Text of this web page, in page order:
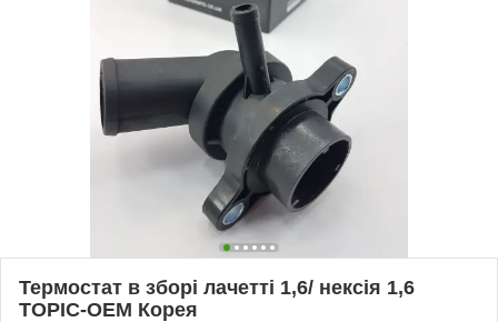
Термостат в зборі лачетті 1,6/ нексія 1,6
TOPIC-OEM Корея